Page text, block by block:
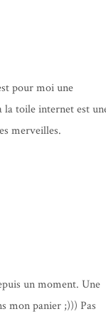
pour moi une
la toile internet est
merveilles.
un moment. Une
mon panier ;))) Pas